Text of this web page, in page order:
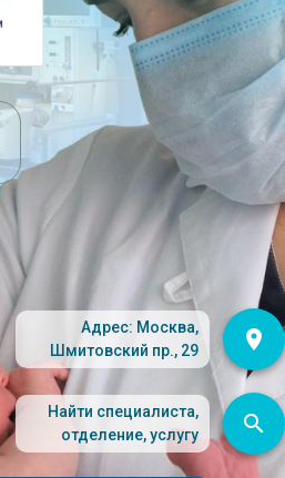
Адрес: Москва,
Шмитовский пр., 29
Найти специалиста,
отделение, услугу